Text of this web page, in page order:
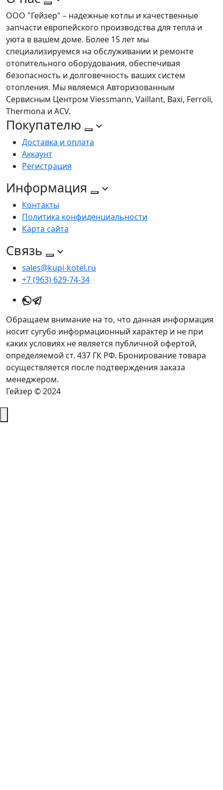
ООО "Гейзер" – надежные котлы и качественные
запчасти европейского производства для тепла и
уюта в вашем доме. Более 15 лет мы
специализируемся на обслуживании и ремонте
отопительного оборудования, обеспечивая
безопасность и долговечность ваших систем
отопления. Мы являемся Авторизованным
Сервисным Центром Viessmann, Vaillant, Baxi, Ferroli,
Thermona и ACV.
Покупателю
Доставка и оплата
Аккаунт
Регистрация
Информация
Контакты
Политика конфиденциальности
Карта сайта
Связь
sales@kupi-kotel.ru
+7 (963) 629-74-34
Обращаем внимание на то, что данная информация
носит сугубо информационный характер и не при
каких условиях не является публичной офертой,
определяемой ст. 437 ГК РФ. Бронирование товара
осуществляется после подтверждения заказа
менеджером.
Гейзер © 2024